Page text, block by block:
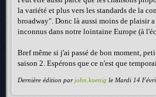
la variété et plus vers les standards de la
broadway". Donc là aussi moins de plaisir
inconnus dans notre lointaine Europe (à
Bref même si j'ai passé de bon moment,
saison 2. Espérons que ce n'est que
Dernière édition par john.koenig le Mardi 14